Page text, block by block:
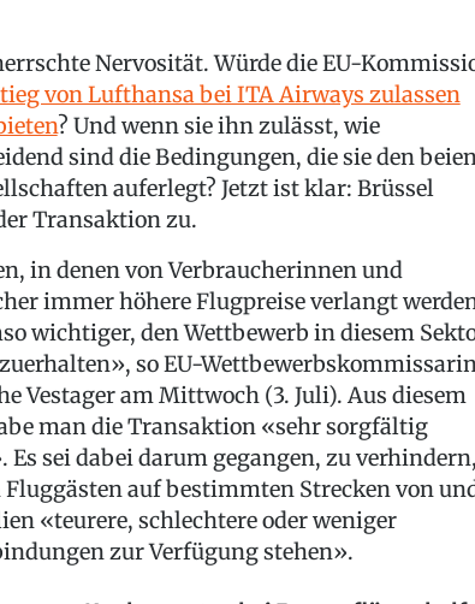
Nervosität. Würde die EU-
von Lufthansa bei ITA Airways zulassen
? Und wenn sie ihn zulässt, wie
sind die Bedingungen, die sie den
auferlegt? Jetzt ist klar: Brüssel
Transaktion zu.
in denen von Verbraucherinnen und
immer höhere Flugpreise verlangt
wichtiger, den Wettbewerb in diesem
so EU-
Vestager am Mittwoch (3. Juli). Aus diesem
man die Transaktion «sehr sorgfältig
Es sei dabei darum gegangen, zu verhindern,
Fluggästen auf bestimmten Strecken von
«teurere, schlechtere oder weniger
zur Verfügung stehen».